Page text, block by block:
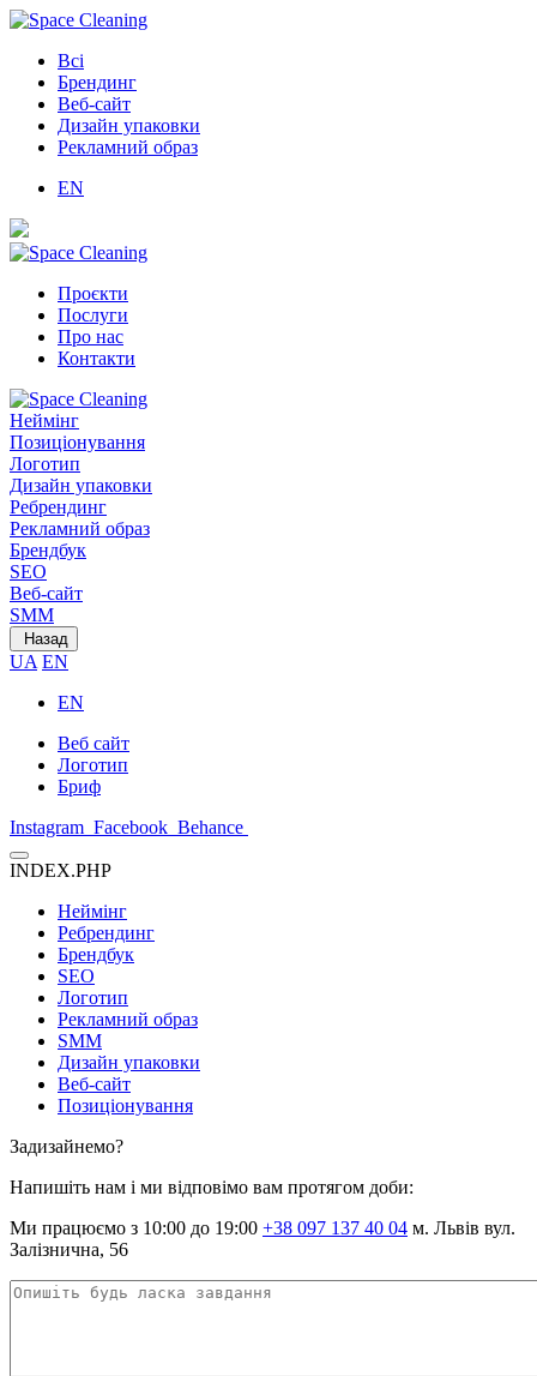
Всі
Брендинг
Веб-сайт
Дизайн упаковки
Рекламний образ
EN
Проєкти
Послуги
Про нас
Контакти
Неймінг
Позиціонування
Логотип
Дизайн упаковки
Ребрендинг
Рекламний образ
Брендбук
SEO
Веб-сайт
SMM
Назад
UA EN
EN
Веб сайт
Логотип
Бриф
Instagram Facebook Behance
INDEX.PHP
Неймінг
Ребрендинг
Брендбук
SEO
Логотип
Рекламний образ
SMM
Дизайн упаковки
Веб-сайт
Позиціонування
Задизайнемо?
Напишіть нам і ми відповімо вам протягом доби:
Ми працюємо з 10:00 до 19:00 +38 097 137 40 04 м. Львів вул.
Залізнична, 56